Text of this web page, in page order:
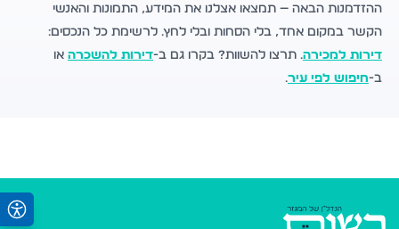
ההזדמנות הבאה — תמצאו אצלנו את המידע, התמונות והאנשי
הקשר במקום אחד, בלי הסחות ובלי לחץ. לרשימת כל הנכסים:
דירות למכירה. תרצו להשוות? בקרו גם ב-דירות להשכרה או
ב-חיפוש לפי עיר.